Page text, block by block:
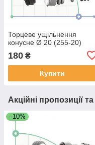
Торцеве ущільнення
конусне Ø 20 (255-20)
180 ₴
Купити
Акційні пропозиції
–10%